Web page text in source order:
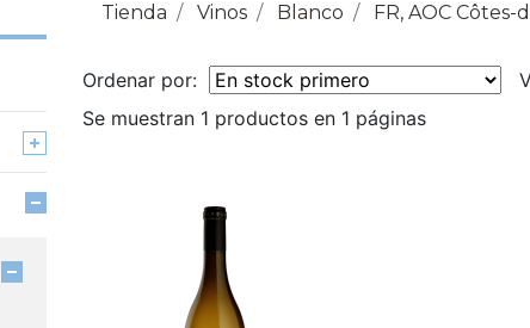
Tienda Vinos Blanco FR, AOC
Ordenar por:
Se muestran 1 productos en 1 páginas